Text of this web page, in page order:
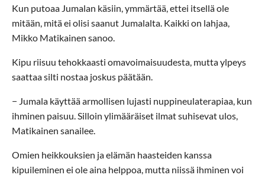
Kun putoaa Jumalan käsiin, ymmärtää, ettei itsellä ole
mitään, mitä ei olisi saanut Jumalalta. Kaikki on lahjaa,
Mikko Matikainen sanoo.
Kipu riisuu tehokkaasti omavoimaisuudesta, mutta ylpeys
saattaa silti nostaa joskus päätään.
− Jumala käyttää armollisen lujasti nuppineulaterapiaa, kun
ihminen paisuu. Silloin ylimääräiset ilmat suhisevat ulos,
Matikainen sanailee.
Omien heikkouksien ja elämän haasteiden kanssa
kipuileminen ei ole aina helppoa, mutta niissä ihminen voi